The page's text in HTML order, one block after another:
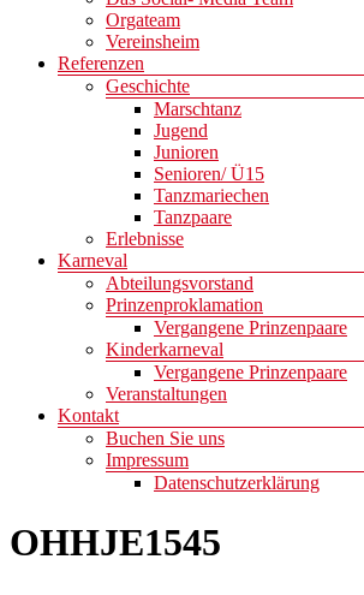
Orgateam
Vereinsheim
Referenzen
Geschichte
Marschtanz
Jugend
Junioren
Senioren/ Ü15
Tanzmariechen
Tanzpaare
Erlebnisse
Karneval
Abteilungsvorstand
Prinzenproklamation
Vergangene Prinzenpaare
Kinderkarneval
Vergangene Prinzenpaare
Veranstaltungen
Kontakt
Buchen Sie uns
Impressum
Datenschutzerklärung
OHHJE1545